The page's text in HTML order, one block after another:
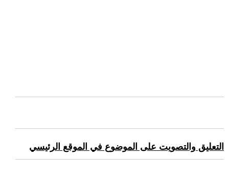
التعليق والتصويت على الموضوع في الموقع الرئيسي